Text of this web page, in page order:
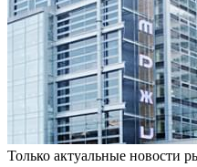
Только актуальные новости
Рассказываем как выгодно